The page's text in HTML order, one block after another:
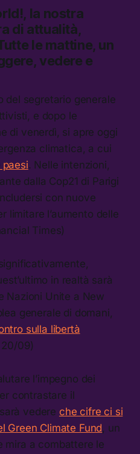
la nostra
di attualità,
le mattine, un
vedere e
del segretario generale
e dopo le
di venerdì, si apre oggi
climatica, a cui
. Nelle intenzioni,
dalla Cop21 di Parigi
con nuove
limitare l’aumento delle
Times)
in realtà sarà
Nazioni Unite a New
generale di domani,
sulla libertà
09)
l’impegno dei
contrastare il
vedere che cifre ci si
Green Climate Fund, un
mira a combattere le